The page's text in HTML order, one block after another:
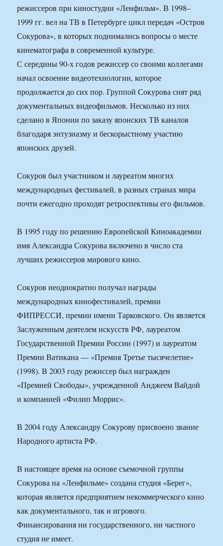
режиссеров при киностудии «Ленфильм». В 1998–
1999 гг. вел на ТВ в Петербурге цикл передач «Остров
Сокурова», в которых поднимались вопросы о месте
кинематографа в современной культуре.
С середины 90-х годов режиссер со своими коллегами
начал освоение видеотехнологии, которое
продолжается до сих пор. Группой Сокурова снят ряд
документальных видеофильмов. Несколько из них
сделано в Японии по заказу японских ТВ каналов
благодаря энтузиазму и бескорыстному участию
японских друзей.
Сокуров был участником и лауреатом многих
международных фестивалей, в разных странах мира
почти ежегодно проходят ретроспективы его фильмов.
В 1995 году по решению Европейской Киноакадемии
имя Александра Сокурова включено в число ста
лучших режиссеров мирового кино.
Сокуров неоднократно получал награды
международных кинофестивалей, премии
ФИПРЕССИ, премии имени Тарковского. Он является
Заслуженным деятелем искусств РФ, лауреатом
Государственной Премии России (1997) и лауреатом
Премии Ватикана — «Премия Третье тысячелетие»
(1998). В 2003 году режиссер был награжден
«Премией Свободы», учрежденной Анджеем Вайдой
и компанией «Филип Моррис».
В 2004 году Александру Сокурову присвоено звание
Народного артиста РФ.
В настоящее время на основе съемочной группы
Сокурова на «Ленфильме» создана студия «Берег»,
которая является предприятием некоммерческого кино
как документального, так и игрового.
Финансирования ни государственного, ни частного
студия не имеет.